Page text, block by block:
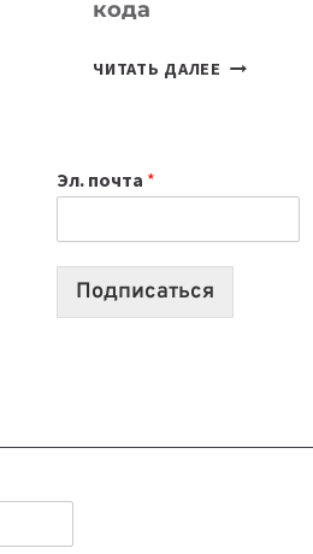
кода
ЧИТАТЬ ДАЛЕЕ
СОЗДАВАТЬ
ПРОДУКТЫ
Эл. почта *
Подписаться